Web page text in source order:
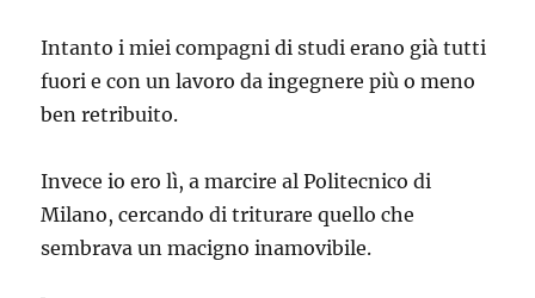
Intanto i miei compagni di studi erano già tutti
fuori e con un lavoro da ingegnere più o meno
ben retribuito.
Invece io ero lì, a marcire al Politecnico di
Milano, cercando di triturare quello che
sembrava un macigno inamovibile.